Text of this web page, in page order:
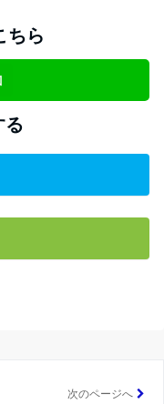
ちら
る
次のページへ